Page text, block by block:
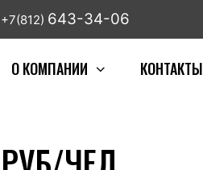
643-34-06
О КОМПАНИИ КОНТАКТЫ